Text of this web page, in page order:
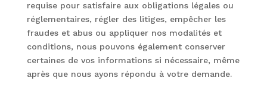
requise pour satisfaire aux obligations légales ou
réglementaires, régler des litiges, empêcher les
fraudes et abus ou appliquer nos modalités et
conditions, nous pouvons également conserver
certaines de vos informations si nécessaire, même
après que nous ayons répondu à votre demande.